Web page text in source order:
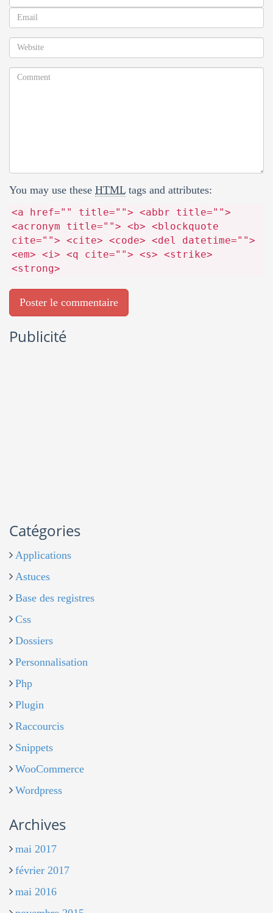
You may use these HTML tags and attributes:
<a href="" title=""> <abbr title="">
<acronym title=""> <b> <blockquote
cite=""> <cite> <code> <del datetime="">
<em> <i> <q cite=""> <s> <strike>
<strong>
Publicité
Catégories
Applications
Astuces
Base des registres
Css
Dossiers
Personnalisation
Php
Plugin
Raccourcis
Snippets
WooCommerce
Wordpress
Archives
mai 2017
février 2017
mai 2016